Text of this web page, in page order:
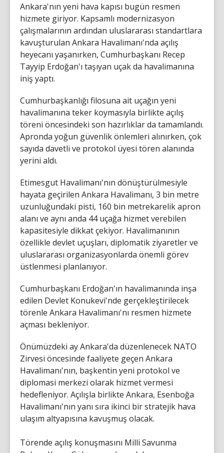
Ankara'nın yeni hava kapısı bugün resmen
hizmete giriyor. Kapsamlı modernizasyon
çalışmalarının ardından uluslararası standartlara
kavuşturulan Ankara Havalimanı'nda açılış
heyecanı yaşanırken, Cumhurbaşkanı Recep
Tayyip Erdoğan'ı taşıyan uçak da havalimanına
iniş yaptı.
Cumhurbaşkanlığı filosuna ait uçağın yeni
havalimanına teker koymasıyla birlikte açılış
töreni öncesindeki son hazırlıklar da tamamlandı.
Apronda yoğun güvenlik önlemleri alınırken, çok
sayıda davetli ve protokol üyesi tören alanında
yerini aldı.
Etimesgut Havalimanı'nın dönüştürülmesiyle
hayata geçirilen Ankara Havalimanı, 3 bin metre
uzunluğundaki pisti, 160 bin metrekarelik apron
alanı ve aynı anda 44 uçağa hizmet verebilen
kapasitesiyle dikkat çekiyor. Havalimanının
özellikle devlet uçuşları, diplomatik ziyaretler ve
uluslararası organizasyonlarda önemli görev
üstlenmesi planlanıyor.
Cumhurbaşkanı Erdoğan'ın havalimanında inşa
edilen Devlet Konukevi'nde gerçekleştirilecek
törenle Ankara Havalimanı'nı resmen hizmete
açması bekleniyor.
Önümüzdeki ay Ankara'da düzenlenecek NATO
Zirvesi öncesinde faaliyete geçen Ankara
Havalimanı'nın, başkentin yeni protokol ve
diplomasi merkezi olarak hizmet vermesi
hedefleniyor. Açılışla birlikte Ankara, Esenboğa
Havalimanı'nın yanı sıra ikinci bir stratejik hava
ulaşım altyapısına kavuşmuş olacak.
Törende açılış konuşmasını Milli Savunma